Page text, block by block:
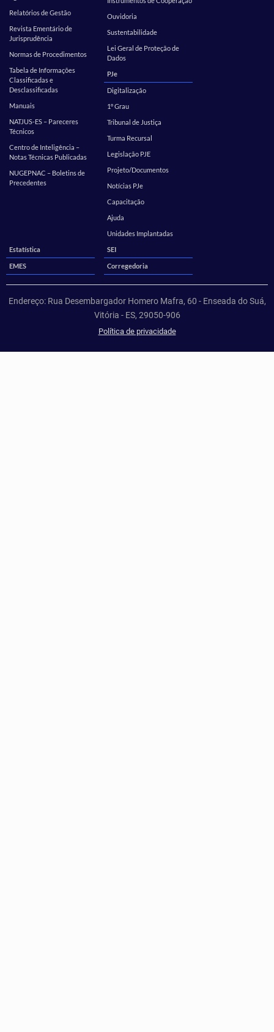
Relatórios de Gestão
Revista Ementário de
Jurisprudência
Normas de Procedimentos
Tabela de Informações
Classificadas e
Desclassificadas
Manuais
NATJUS-ES – Pareceres
Técnicos
Centro de Inteligência –
Notas Técnicas Publicadas
NUGEPNAC – Boletins de
Precedentes
Ouvidoria
Sustentabilidade
Lei Geral de Proteção de
Dados
PJe
Digitalização
1º Grau
Tribunal de Justiça
Turma Recursal
Legislação PJE
Projeto/Documentos
Notícias PJe
Capacitação
Ajuda
Unidades Implantadas
Estatística
SEI
EMES Corregedoria
Endereço: Rua Desembargador Homero Mafra, 60 - Enseada do Suá,
Vitória - ES, 29050-906
Política de privacidade